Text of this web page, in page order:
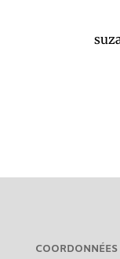
COORDONNÉES